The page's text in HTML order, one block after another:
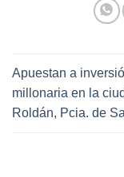
Apuestan a
millonaria en la
Roldán, Pcia. de